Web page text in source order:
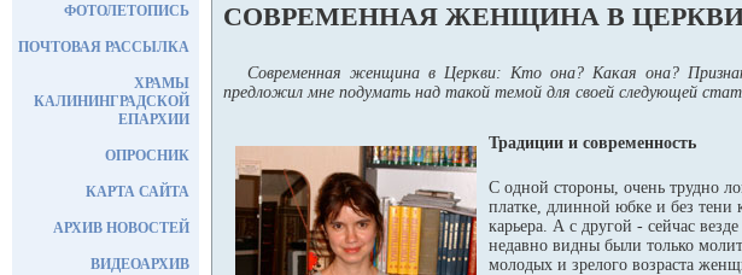
ФОТОЛЕТОПИСЬ
ПОЧТОВАЯ РАССЫЛКА
ХРАМЫ
КАЛИНИНГРАДСКОЙ
ЕПАРХИИ
ОПРОСНИК
КАРТА САЙТА
АРХИВ НОВОСТЕЙ
ВИДЕОАРХИВ
СОВРЕМЕННАЯ ЖЕНЩИНА В
Современная женщина в Церкви: Кто она? Какая она?
предложил мне подумать над такой темой для своей следующей
Традиции и современность
С одной стороны, очень трудно
платке, длинной юбке и без тени
карьера. А с другой - сейчас
недавно видны были только
молодых и зрелого возраста